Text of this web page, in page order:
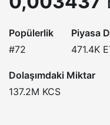
Popülerlik
#72
Piyasa
471.4K
Dolaşımdaki Miktar
137.2M KCS